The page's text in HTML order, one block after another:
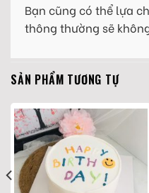
Bạn cũng có thể lựa
thông thường sẽ
SẢN PHẨM TƯƠNG TỰ